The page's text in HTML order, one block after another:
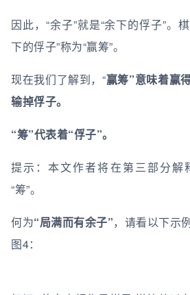
因此，“余子”就是“余下的俘子”。
下的俘子”称为“赢筹”。
现在我们了解到，“赢筹”意味着赢
输掉俘子。
“筹”代表着“俘子”。
提示：本文作者将在第三部分解
“筹”。
何为“局满而有余子”，请看以下示例
图4：